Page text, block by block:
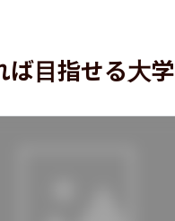
ば目指せる大学